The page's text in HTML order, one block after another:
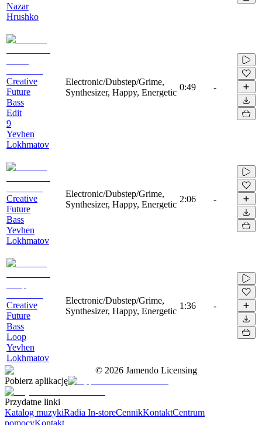
Nazar
Hrushko
Creative
Future
Bass
Edit
9
Yevhen
Lokhmatov
Electronic/Dubstep/Grime,
Synthesizer, Happy, Energetic
0:49 -
Creative
Future
Bass
Yevhen
Lokhmatov
Electronic/Dubstep/Grime,
Synthesizer, Happy, Energetic
2:06 -
Creative
Future
Bass
Loop
Yevhen
Lokhmatov
Electronic/Dubstep/Grime,
Synthesizer, Happy, Energetic
1:36 -
© 2026 Jamendo Licensing
Pobierz aplikację
Przydatne linki
Katalog muzykiRadia In-storeCennikKontaktCentrum
pomocyKontakt